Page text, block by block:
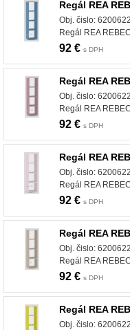
Regál REA
Obj. čislo:
Regál REA
92 € s DPH
Regál REA
Obj. čislo:
Regál REA
92 € s DPH
Regál REA
Obj. čislo:
Regál REA
92 € s DPH
Regál REA
Obj. čislo:
Regál REA
92 € s DPH
Regál REA
Obj. čislo: